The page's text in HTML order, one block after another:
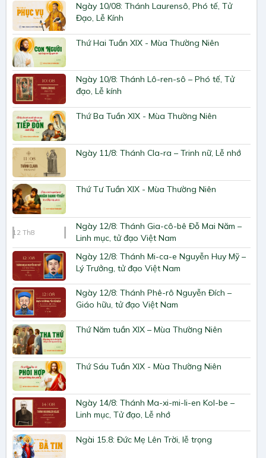
Ngày 10/08: Thánh Laurensô, Phó tế, Tử
Đạo, Lễ Kính
Thứ Hai Tuần XIX - Mùa Thường Niên
Ngày 10/8: Thánh Lô-ren-sô – Phó tế, Tử
đạo, Lễ kính
Thứ Ba Tuần XIX - Mùa Thường Niên
Ngày 11/8: Thánh Cla-ra – Trinh nữ, Lễ nhớ
Thứ Tư Tuần XIX - Mùa Thường Niên
12 Th8
Ngày 12/8: Thánh Gia-cô-bê Đỗ Mai Năm –
Linh mục, tử đạo Việt Nam
Ngày 12/8: Thánh Mi-ca-e Nguyễn Huy Mỹ –
Lý Trưởng, tử đạo Việt Nam
Ngày 12/8: Thánh Phê-rô Nguyễn Đích –
Giáo hữu, tử đạo Việt Nam
Thứ Năm tuần XIX – Mùa Thường Niên
Thứ Sáu Tuần XIX - Mùa Thường Niên
Ngày 14/8: Thánh Ma-xi-mi-li-en Kol-be –
Linh mục, Tử đạo, Lễ nhớ
Ngài 15.8: Đức Mẹ Lên Trời, lễ trọng